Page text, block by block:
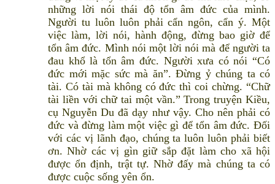
những lời nói thái độ tổn âm đức của mình.
Người tu luôn luôn phải cẩn ngôn, cẩn ý. Một
việc làm, lời nói, hành động, đừng bao giờ để
tổn âm đức. Mình nói một lời nói mà để người ta
đau khổ là tổn âm đức. Người xưa có nói “Có
đức mới mặc sức mà ăn”. Đừng ỷ chúng ta có
tài. Có tài mà không có đức thì coi chừng. “Chữ
tài liền với chữ tai một vần.” Trong truyện Kiều,
cụ Nguyễn Du đã dạy như vậy. Cho nên phải có
đức và đừng làm một việc gì để tổn âm đức. Đối
với các vị lãnh đạo, chúng ta luôn luôn phải biết
ơn. Nhờ các vị gìn giữ sắp đặt làm cho xã hội
được ổn định, trật tự. Nhờ đấy mà chúng ta có
được cuộc sống yên ổn.